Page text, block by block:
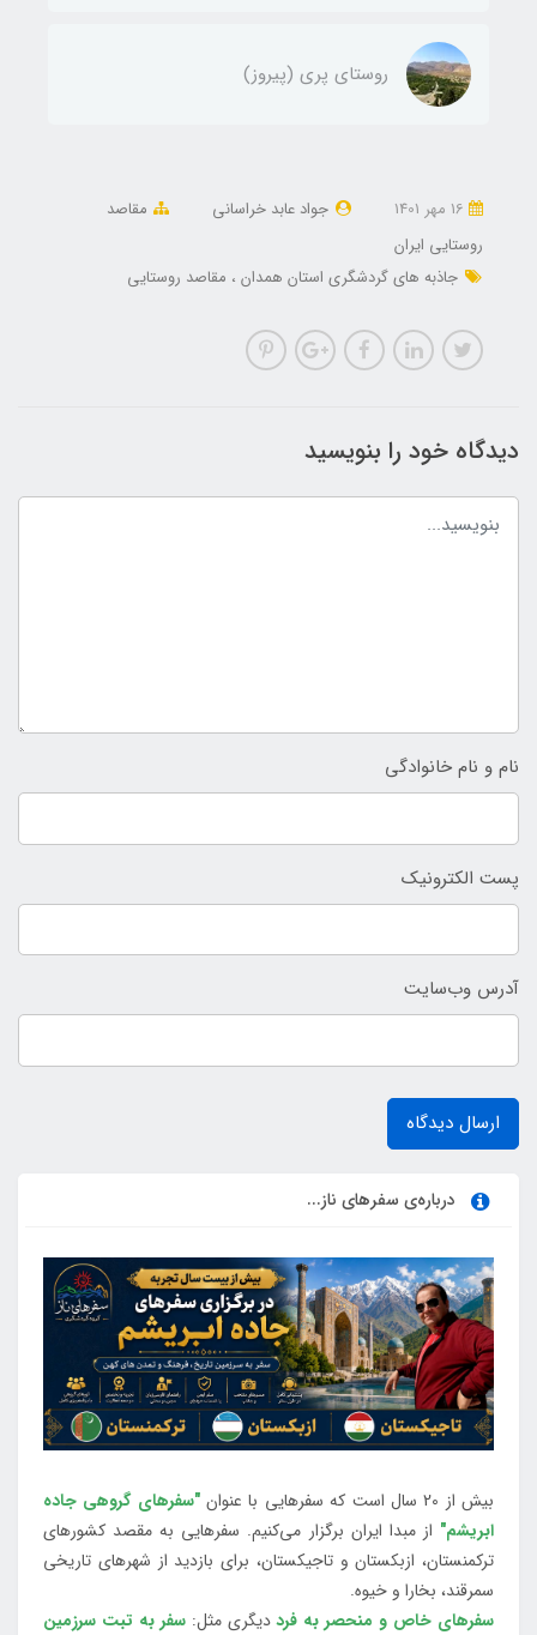
روستای پری (پیروز)
جواد عابد خراسانی
مقاصد
روستایی ایران
جاذبه های گردشگری استان همدان
مقاصد روستایی
دیدگاه خود را بنویسید
نام و نام خانوادگی
پست الکترونیک
آدرس وب‌سایت
ارسال دیدگاه
درباره‌ی سفرهای ناز...
بیش از 20 سال است که سفرهایی با عنوان
"سفرهای گروهی جاده
ابریشم" از مبدا ایران برگزار می‌کنیم. سفرهایی به مقصد کشورهای
ترکمنستان، ازبکستان و تاجیکستان، برای بازدید از شهرهای تاریخی
سمرقند، بخارا و خیوه.
سفرهای خاص و منحصر به فرددیگری مثل:سفر به تبت سرزمین